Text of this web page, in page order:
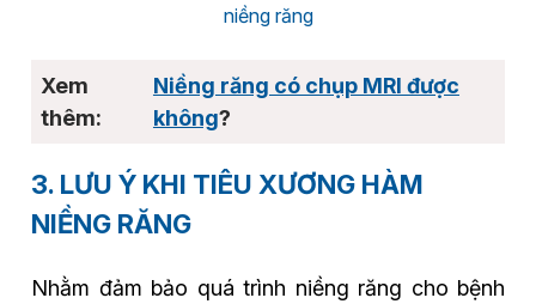
niềng răng
Niềng răng có chụp MRI được
không?
3. LƯU Ý KHI TIÊU XƯƠNG HÀM
NIỀNG RĂNG
Nhằm đảm bảo quá trình niềng răng cho bệnh